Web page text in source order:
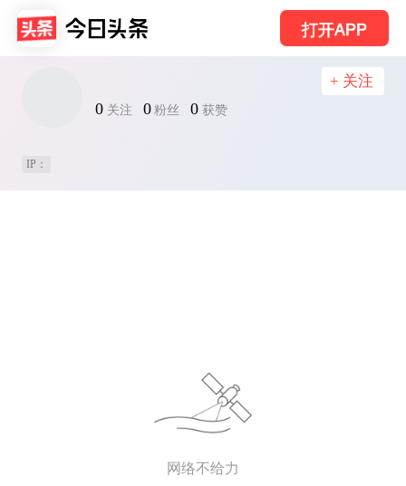
打开APP
0 关注 0 粉丝 0 获赞
+ 关注
IP：
网络不给力